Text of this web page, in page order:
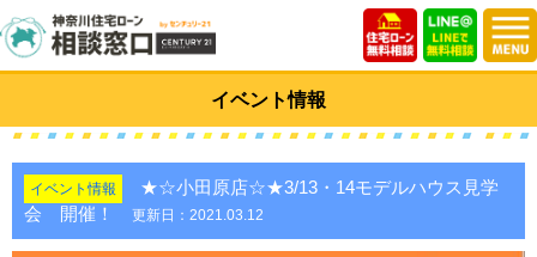
イベント情報
イベント情報
★☆小田原店☆★3/13・14モデルハウス見学
会 開催！
更新日：2021.03.12